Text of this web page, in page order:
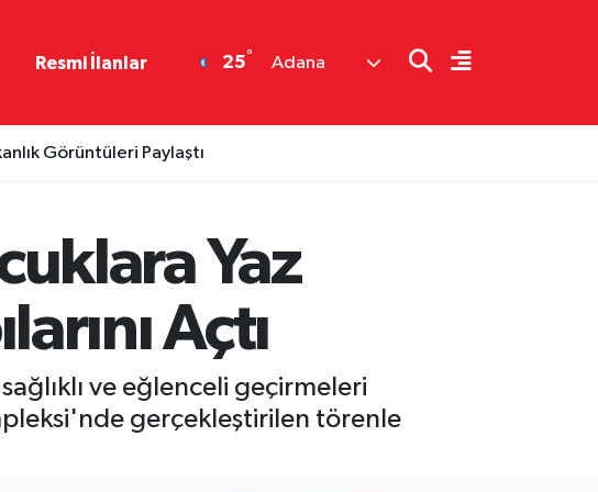
Resmi İlanlar 25° Adana
Görüntüleri Paylaştı
Yaz
Açtı
ve eğlenceli geçirmeleri
gerçekleştirilen törenle